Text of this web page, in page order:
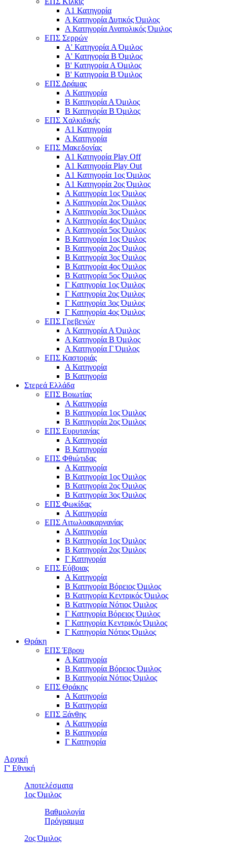
Α1 Κατηγορία
Α Κατηγορία Δυτικός Όμιλος
Α Κατηγορία Ανατολικός Όμιλος
ΕΠΣ Σερρών
Α' Κατηγορία A Όμιλος
Α' Κατηγορία Β Όμιλος
Β' Κατηγορία Α Όμιλος
Β' Κατηγορία Β Όμιλος
ΕΠΣ Δράμας
Α Κατηγορία
Β Κατηγορία Α Όμιλος
Β Κατηγορία Β Όμιλος
ΕΠΣ Χαλκιδικής
Α1 Κατηγορία
Α Κατηγορία
ΕΠΣ Μακεδονίας
Α1 Κατηγορία Play Off
Α1 Κατηγορία Play Out
Α1 Κατηγορία 1ος Όμιλος
Α1 Κατηγορία 2ος Όμιλος
Α Κατηγορία 1ος Όμιλος
Α Κατηγορία 2ος Όμιλος
Α Κατηγορία 3ος Όμιλος
Α Κατηγορία 4ος Όμιλος
Α Κατηγορία 5ος Όμιλος
Β Κατηγορία 1ος Όμιλος
Β Κατηγορία 2ος Όμιλος
Β Κατηγορία 3ος Όμιλος
Β Κατηγορία 4ος Όμιλος
Β Κατηγορία 5ος Όμιλος
Γ Κατηγορία 1ος Όμιλος
Γ Κατηγορία 2ος Όμιλος
Γ Κατηγορία 3ος Όμιλος
Γ Κατηγορία 4ος Όμιλος
ΕΠΣ Γρεβενών
Α Κατηγορία Α Όμιλος
Α Κατηγορία B Όμιλος
Α Κατηγορία Γ Όμιλος
ΕΠΣ Καστοριάς
Α Κατηγορία
Β Κατηγορία
Στερεά Ελλάδα
ΕΠΣ Βοιωτίας
Α Κατηγορία
Β Κατηγορία 1ος Όμιλος
Β Κατηγορία 2ος Όμιλος
ΕΠΣ Ευρυτανίας
Α Κατηγορία
Β Κατηγορία
ΕΠΣ Φθιώτιδας
Α Κατηγορία
Β Κατηγορία 1ος Όμιλος
Β Κατηγορία 2ος Όμιλος
Β Κατηγορία 3ος Όμιλος
ΕΠΣ Φωκίδας
Α Κατηγορία
ΕΠΣ Αιτωλοακαρνανίας
Α Κατηγορία
Β Κατηγορία 1ος Όμιλος
Β Κατηγορία 2ος Όμιλος
Γ Κατηγορία
ΕΠΣ Εύβοιας
Α Κατηγορία
Β Κατηγορία Βόρειος Όμιλος
Β Κατηγορία Κεντρικός Όμιλος
Β Κατηγορία Νότιος Όμιλος
Γ Κατηγορία Βόρειος Όμιλος
Γ Κατηγορία Κεντρικός Όμιλος
Γ Κατηγορία Νότιος Όμιλος
Θράκη
ΕΠΣ Έβρου
Α Κατηγορία
Β Κατηγορία Βόρειος Όμιλος
Β Κατηγορία Νότιος Όμιλος
ΕΠΣ Θράκης
Α Κατηγορία
Β Κατηγορία
ΕΠΣ Ξάνθης
Α Κατηγορία
Β Κατηγορία
Γ Κατηγορία
Αρχική
Γ' Εθνική
Αποτελέσματα
1ος Όμιλος
Βαθμολογία
Πρόγραμμα
2ος Όμιλος